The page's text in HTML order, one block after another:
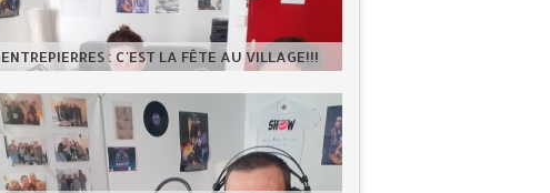
ENTREPIERRES : C'EST LA FÊTE AU VILLAGE!!!